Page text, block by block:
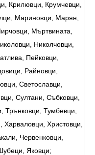
Крилювци, Крумчевци,
Мариновци, Марян,
Мъртвината,
Николчовци,
Пейковци,
Райновци,
Светославци,
Султани, Събковци,
Трънковци, Тумбевци,
Христовци,
Червенковци,
Яковци;